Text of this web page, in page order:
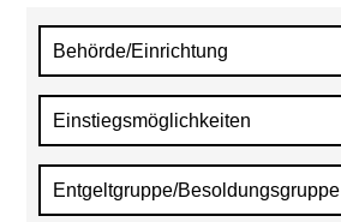
Behörde/Einrichtung
Einstiegsmöglichkeiten
Entgeltgruppe/Besoldungsgruppe